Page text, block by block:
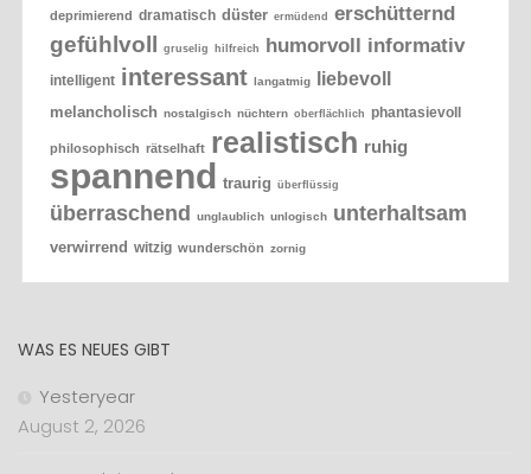
deprimierend dramatisch düster ermüdend erschütternd
gefühlvoll gruselig hilfreich humorvoll informativ
intelligent interessant langatmig liebevoll
melancholisch nostalgisch nüchtern oberflächlich phantasievoll
philosophisch rätselhaft realistisch ruhig
spannend traurig überflüssig
überraschend unglaublich unlogisch unterhaltsam
verwirrend witzig wunderschön zornig
WAS ES NEUES GIBT
Yesteryear
August 2, 2026